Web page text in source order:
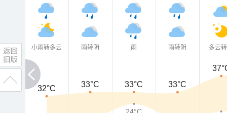
小雨转多云 雨转阴 雨 雨转阴 多云
32°C
32°C 33°C 33°C 33°C